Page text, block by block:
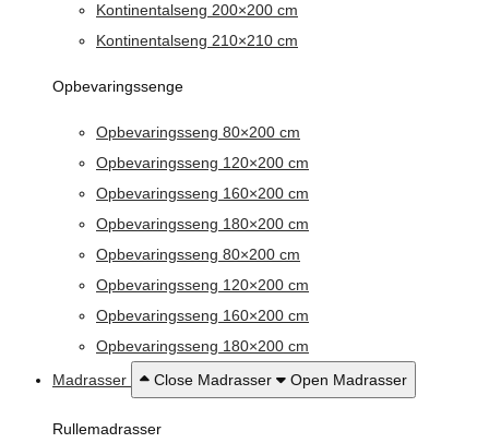
Kontinentalseng 200×200 cm
Kontinentalseng 210×210 cm
Opbevaringssenge
Opbevaringsseng 80×200 cm
Opbevaringsseng 120×200 cm
Opbevaringsseng 160×200 cm
Opbevaringsseng 180×200 cm
Opbevaringsseng 80×200 cm
Opbevaringsseng 120×200 cm
Opbevaringsseng 160×200 cm
Opbevaringsseng 180×200 cm
Madrasser
Close Madrasser Open Madrasser
Rullemadrasser